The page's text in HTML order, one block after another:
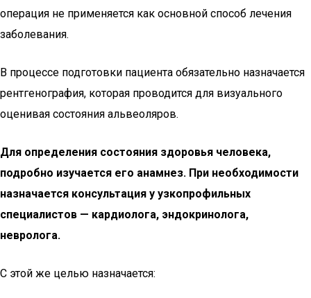
операция не применяется как основной способ лечения
заболевания.
В процессе подготовки пациента обязательно назначается
рентгенография, которая проводится для визуального
оценивая состояния альвеоляров.
Для определения состояния здоровья человека,
подробно изучается его анамнез. При необходимости
назначается консультация у узкопрофильных
специалистов — кардиолога, эндокринолога,
невролога.
С этой же целью назначается: